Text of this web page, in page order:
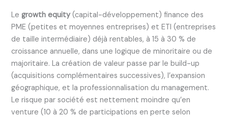
Le growth equity(capital-développement) finance des
PME (petites et moyennes entreprises) et ETI (entreprises
de taille intermédiaire) déjà rentables, à 15 à 30 % de
croissance annuelle, dans une logique de minoritaire ou de
majoritaire. La création de valeur passe par le build-up
(acquisitions complémentaires successives), l’expansion
géographique, et la professionnalisation du management.
Le risque par société est nettement moindre qu’en
venture (10 à 20 % de participations en perte selon